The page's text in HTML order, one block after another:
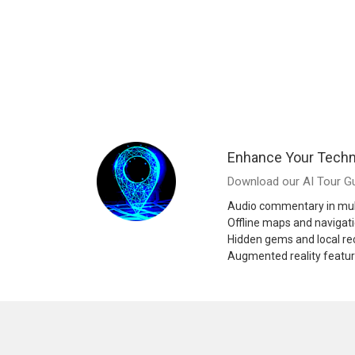
Enhance Your
Download our AI Tour
Audio commentary in
Offline maps and
Hidden gems and local
Augmented reality